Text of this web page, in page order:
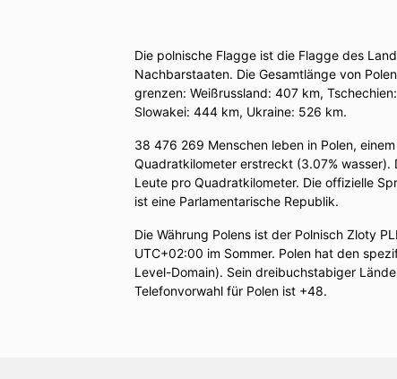
Die polnische Flagge ist die Flagge des
Nachbarstaaten. Die Gesamtlänge von
grenzen: Weißrussland: 407 km,
Slowakei: 444 km, Ukraine: 526 km.
38 476 269 Menschen leben in Polen,
Quadratkilometer erstreckt (3.07%
Leute pro Quadratkilometer. Die offizielle
ist eine Parlamentarische Republik.
Die Währung Polens ist der Polnisch Zloty
UTC+02:00 im Sommer. Polen hat den
Level-Domain). Sein dreibuchstabiger
Telefonvorwahl für Polen ist +48.